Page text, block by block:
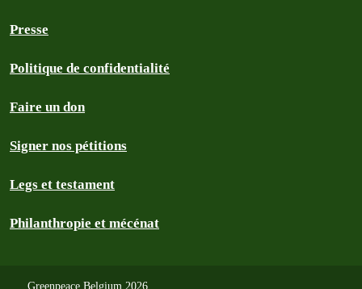
Presse
Politique de confidentialité
Faire un don
Signer nos pétitions
Legs et testament
Philanthropie et mécénat
Greenpeace Belgium 2026